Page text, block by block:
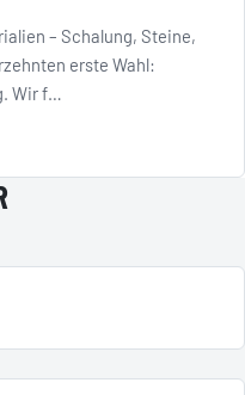
– Schalung, Steine,
erste Wahl:
Wir f…